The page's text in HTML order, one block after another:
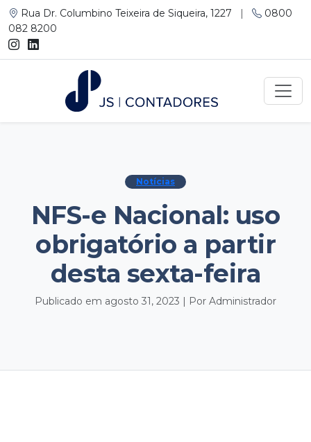
Rua Dr. Columbino Teixeira de Siqueira, 1227 |
0800
082 8200
Notícias
NFS-e Nacional: uso
obrigatório a partir
desta sexta-feira
Publicado em agosto 31, 2023 | Por Administrador